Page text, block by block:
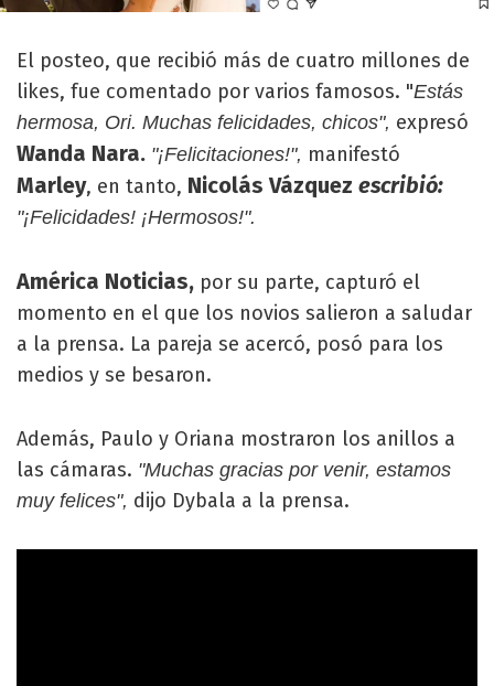
El posteo, que recibió más de cuatro millones de
likes, fue comentado por varios famosos. "Estás
hermosa, Ori. Muchas felicidades, chicos", expresó
Wanda Nara. "¡Felicitaciones!", manifestó
Marley, en tanto, Nicolás Vázquez escribió:
"¡Felicidades! ¡Hermosos!".
América Noticias, por su parte, capturó el
momento en el que los novios salieron a saludar
a la prensa. La pareja se acercó, posó para los
medios y se besaron.
Además, Paulo y Oriana mostraron los anillos a
las cámaras. "Muchas gracias por venir, estamos
muy felices", dijo Dybala a la prensa.